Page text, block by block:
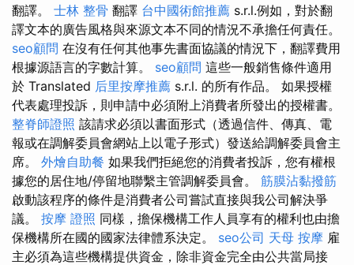
翻譯。 士林 整骨 翻譯 台中國術館推薦 s.r.l.例如，對於翻
譯文本的廣告風格與來源文本不同的情況不承擔任何責任。
seo顧問 在沒有任何其他事先書面協議的情況下，翻譯費用
根據源語言的字數計算。 seo顧問 這些一般銷售條件適用
於 Translated 后里按摩推薦 s.r.l. 的所有作品。 如果授權
代表處理投訴，則申請中必須附上消費者所發出的授權書。
整脊師證照 該請求必須以書面形式（透過信件、傳真、電
報或在調解委員會網站上以電子形式）發送給調解委員會主
席。 外燴自助餐 如果我們拒絕您的消費者投訴，您有權根
據您的居住地/停留地聯繫主管調解委員會。 筋膜沾黏撥筋
啟動該程序的條件是消費者公司嘗試直接與我公司解決爭
議。 按摩 證照 同樣，擔保機構工作人員享有的權利也由擔
保機構所在國的國家法律體系決定。 seo公司 天母 按摩 雇
主必須為這些機構提供資金，除非資金完全由公共當局接